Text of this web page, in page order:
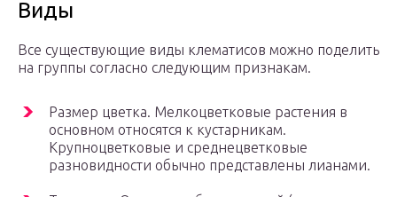
Виды
Все существующие виды клематисов можно поделить
на группы согласно следующим признакам.
Размер цветка. Мелкоцветковые растения в
основном относятся к кустарникам.
Крупноцветковые и среднецветковые
разновидности обычно представлены лианами.